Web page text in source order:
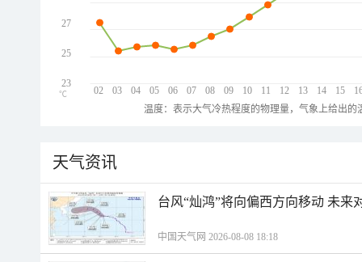
02 03 04 05 06 07 08 09 10 11 12 13 14 15
27
25
23
℃
温度：表示大气冷热程度的物理量，气象上给出
天气资讯
台风“灿鸿”将向偏西方向移动 未来
中国天气网 2026-08-08 18:18